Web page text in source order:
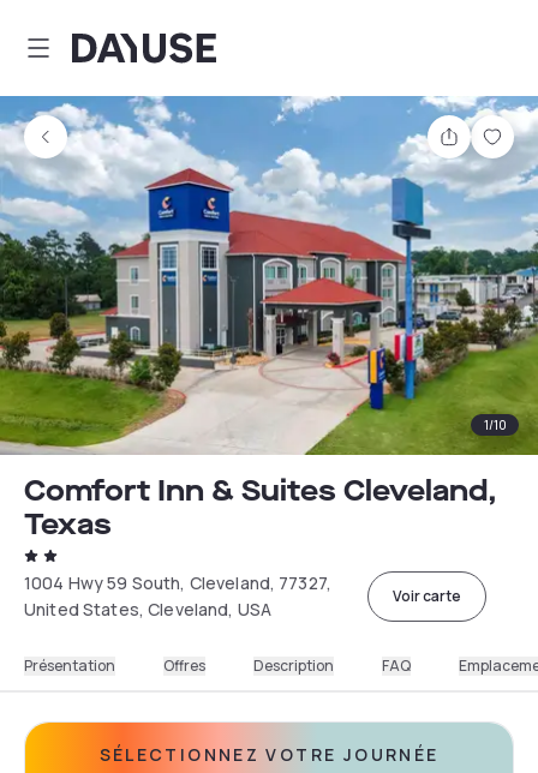
Dayuse
Partager
1/10
Comfort Inn & Suites Cleveland,
Texas
1004 Hwy 59 South, Cleveland, 77327,
United States, Cleveland, USA
Voir carte
Présentation Offres Description FAQ
SÉLECTIONNEZ VOTRE JOURNÉE